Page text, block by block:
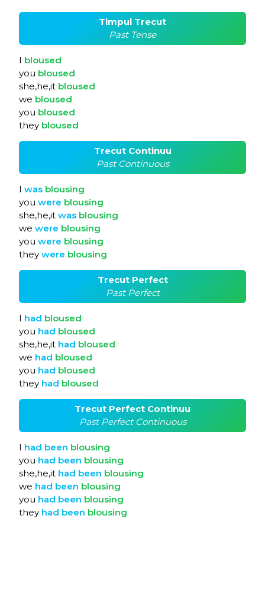
Timpul Trecut
Past Tense
I bloused
you bloused
she,he,it bloused
we bloused
you bloused
they bloused
Trecut Continuu
Past Continuous
I was blousing
you were blousing
she,he,it was blousing
we were blousing
you were blousing
they were blousing
Trecut Perfect
Past Perfect
I had bloused
you had bloused
she,he,it had bloused
we had bloused
you had bloused
they had bloused
Trecut Perfect Continuu
Past Perfect Continuous
I had been blousing
you had been blousing
she,he,it had been blousing
we had been blousing
you had been blousing
they had been blousing